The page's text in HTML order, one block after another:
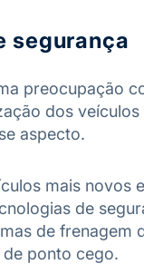
segurança
preocupação
dos
aspecto.
mais novos
de
de frenagem
de ponto cego.